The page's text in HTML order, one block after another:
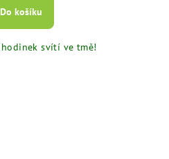
Do košíku
svítí ve tmě!